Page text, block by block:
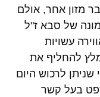
מזון אחר, אולם
של סבא ז"ל
עשויות
להחליף את
שניתן לרכוש היום
בעל קשר